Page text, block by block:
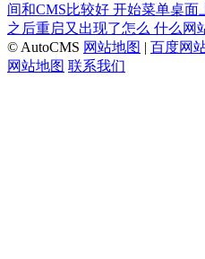
间和CMS比较好 开始菜单桌面
之后重启又出现了怎么 什么网
© AutoCMS 网站地图 | 百度网
网站地图 联系我们